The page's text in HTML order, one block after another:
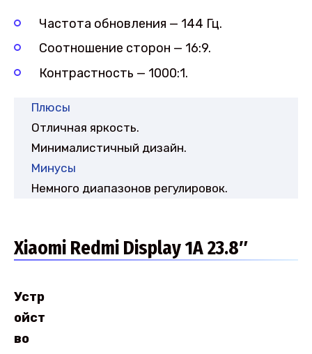
Частота обновления — 144 Гц.
Соотношение сторон — 16:9.
Контрастность — 1000:1.
Плюсы
Отличная яркость.
Минималистичный дизайн.
Минусы
Немного диапазонов регулировок.
Xiaomi Redmi Display 1A 23.8″
Устр
ойст
во